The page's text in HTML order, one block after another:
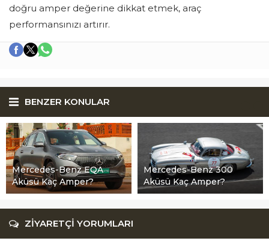
doğru amper değerine dikkat etmek, araç
performansınızı artırır.
BENZER KONULAR
Mercedes-Benz EQA
Aküsü Kaç Amper?
Mercedes-Benz 300
Aküsü Kaç Amper?
ZİYARETÇİ YORUMLARI